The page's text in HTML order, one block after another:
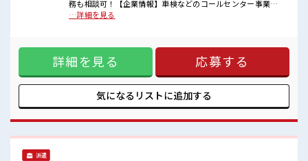
女性が多い職場ですが男女は問いません！
あなたの個性を大事にできます♪
務も相談可！【企業情報】車検などのコールセンター事業、
事務局事業 ■お仕事PR ≪定時で帰ろう≫ 自分の時間をしっか
UP≫ 派手過ぎなければ髪型や髪色自由♪ (規定有)≪未経験
OKの仕事≫ 新しいことにチャレンジするのは不安だけど、
しっかり働く環境が整っています！ イチからスキルUP・ステ
ップUP目指していきましょう！ ≪自分に向いている仕事が探
せる≫ 困った事などがあれば、 担当がしっかりサポートしま
型は自由！ あなたの個性を大事にできます♪
…詳細を見る
詳細を見る 応募する
気になるリストに追加する
派遣